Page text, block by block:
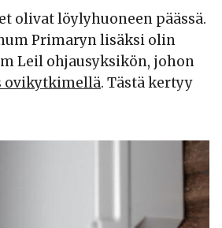
olivat löylyhuoneen päässä.
Primaryn lisäksi olin
Leil ohjausyksikön, johon
ovikytkimellä. Tästä kertyy